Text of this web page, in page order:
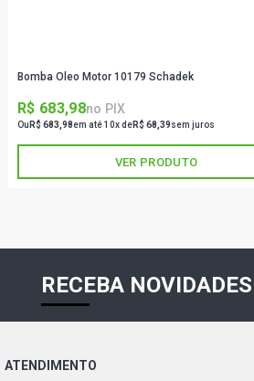
Bomba Oleo Motor 10179 Schadek
R$ 683,98no PIX
Ou R$ 683,98em até 10x deR$ 68,39sem juros
VER PRODUTO
RECEBA NOVIDADES
ATENDIMENTO